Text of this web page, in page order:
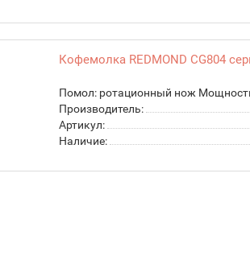
Кофемолка REDMOND CG804
Помол: ротационный нож
Производитель:
Артикул:
Наличие: